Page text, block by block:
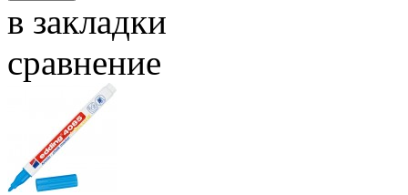
в закладки
сравнение